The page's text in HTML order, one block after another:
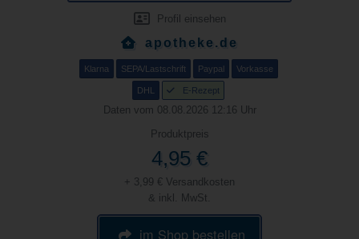
Profil einsehen
apotheke.de
Klarna SEPA/Lastschrift Paypal Vorkasse
DHL E-Rezept
Daten vom 08.08.2026 12:16 Uhr
Produktpreis
4,95 €
+ 3,99 € Versandkosten
& inkl. MwSt.
im Shop bestellen